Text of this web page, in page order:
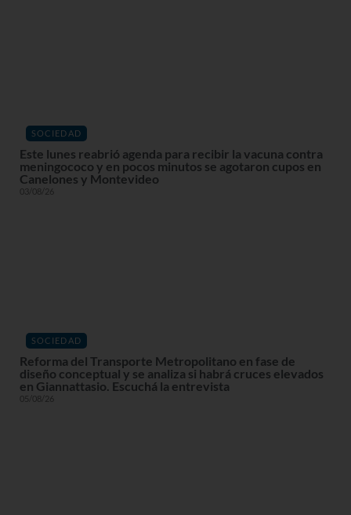
SOCIEDAD
Este lunes reabrió agenda para recibir la vacuna contra
meningococo y en pocos minutos se agotaron cupos en
Canelones y Montevideo
03/08/26
SOCIEDAD
Reforma del Transporte Metropolitano en fase de
diseño conceptual y se analiza si habrá cruces elevados
en Giannattasio. Escuchá la entrevista
05/08/26